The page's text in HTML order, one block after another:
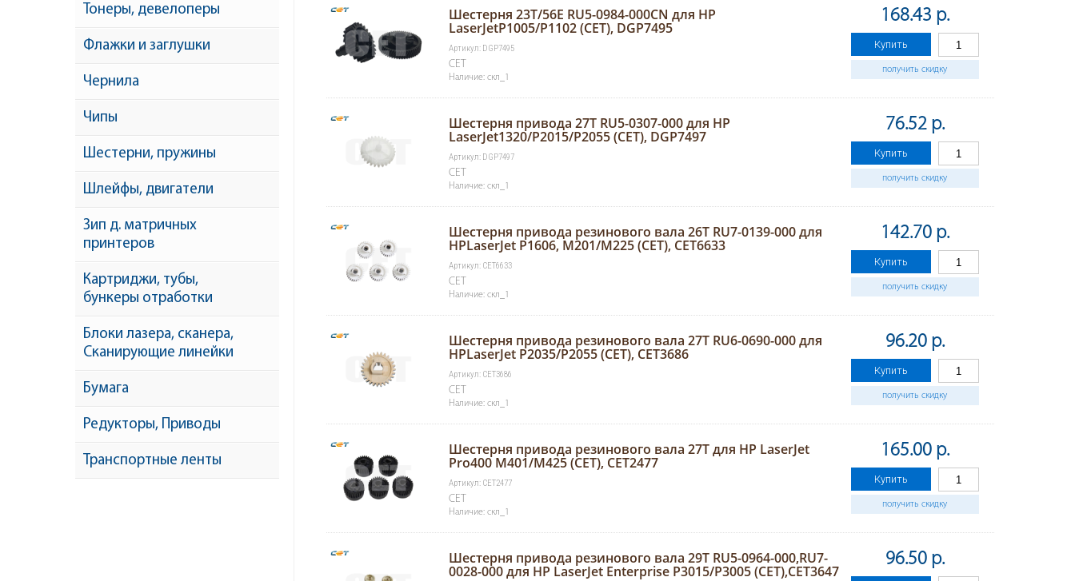
Шестерня 23Т/56Е RU5-0984-000CN для HP
LaserJetP1005/P1102 (CET), DGP7495
Артикул: DGP7495
CET
Наличие: скл_1
168.43 р.
Купить
получить скидку
Шестерня привода 27Т RU5-0307-000 для HP
LaserJet1320/P2015/P2055 (CET), DGP7497
Артикул: DGP7497
CET
Наличие: скл_1
76.52 р.
Купить
получить скидку
Шестерня привода резинового вала 26T RU7-0139-000 для
HPLaserJet P1606, M201/M225 (CET), CET6633
Артикул: CET6633
CET
Наличие: скл_1
142.70 р.
Купить
получить скидку
Шестерня привода резинового вала 27T RU6-0690-000 для
HPLaserJet P2035/P2055 (CET), CET3686
Артикул: CET3686
CET
Наличие: скл_1
96.20 р.
Купить
получить скидку
Шестерня привода резинового вала 27T для HP LaserJet
Pro400 M401/M425 (CET), CET2477
Артикул: CET2477
CET
Наличие: скл_1
165.00 р.
Купить
получить скидку
Шестерня привода резинового вала 29T RU5-0964-000,RU7-
0028-000 для HP LaserJet Enterprise P3015/P3005 (CET),CET3647
96.50 р.
Тонеры, девелоперы
Флажки и заглушки
Чернила
Чипы
Шестерни, пружины
Шлейфы, двигатели
Зип д. матричных
принтеров
Картриджи, тубы,
бункеры отработки
Блоки лазера, сканера,
Сканирующие линейки
Бумага
Редукторы, Приводы
Транспортные ленты